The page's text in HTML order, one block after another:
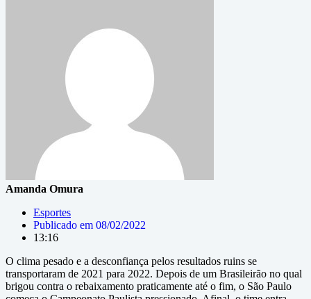
Amanda Omura
Esportes
Publicado em 08/02/2022
13:16
O clima pesado e a desconfiança pelos resultados ruins se
transportaram de 2021 para 2022. Depois de um Brasileirão no qual
brigou contra o rebaixamento praticamente até o fim, o São Paulo